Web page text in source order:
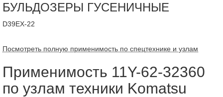
БУЛЬДОЗЕРЫ ГУСЕНИЧНЫЕ
D39EX-22
Посмотреть полную применимость по спецтехнике и узлам
Применимость 11Y-62-32360
по узлам техники Komatsu